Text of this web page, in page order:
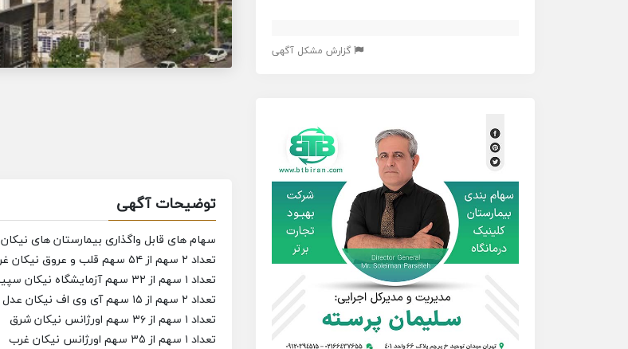
گزارش مشکل آگهی
توضیحات آگهی
سهام های قابل واگذاری بیمارستان های نیکان
تعداد ۲ سهم از ۵۴ سهم قلب‌ و عروق نیکان غرب
تعداد ۱ سهم از ۳۲ سهم آزمایشگاه نیکان سپید
تعداد ۲ سهم از ۱۵ سهم آی وی اف نیکان عدل
تعداد ۱ سهم از ۳۶ سهم اورژانس نیکان شرق
تعداد ۱ سهم از ۳۵ سهم اورژانس نیکان غرب